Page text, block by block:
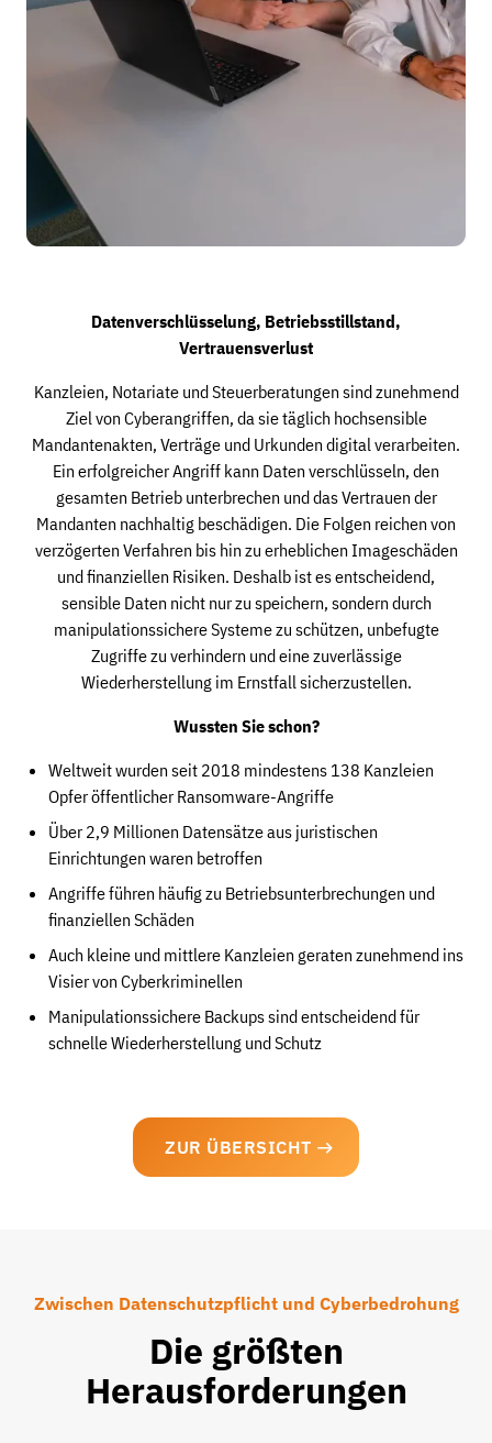
Datenverschlüsselung, Betriebsstillstand,
Vertrauensverlust
Kanzleien, Notariate und Steuerberatungen sind zunehmend
Ziel von Cyberangriffen, da sie täglich hochsensible
Mandantenakten, Verträge und Urkunden digital verarbeiten.
Ein erfolgreicher Angriff kann Daten verschlüsseln, den
gesamten Betrieb unterbrechen und das Vertrauen der
Mandanten nachhaltig beschädigen. Die Folgen reichen von
verzögerten Verfahren bis hin zu erheblichen Imageschäden
und finanziellen Risiken. Deshalb ist es entscheidend,
sensible Daten nicht nur zu speichern, sondern durch
manipulationssichere Systeme zu schützen, unbefugte
Zugriffe zu verhindern und eine zuverlässige
Wiederherstellung im Ernstfall sicherzustellen.
Wussten Sie schon?
Weltweit wurden seit 2018 mindestens 138 Kanzleien
Opfer öffentlicher Ransomware-Angriffe
Über 2,9 Millionen Datensätze aus juristischen
Einrichtungen waren betroffen
Angriffe führen häufig zu Betriebsunterbrechungen und
finanziellen Schäden
Auch kleine und mittlere Kanzleien geraten zunehmend ins
Visier von Cyberkriminellen
Manipulationssichere Backups sind entscheidend für
schnelle Wiederherstellung und Schutz
ZUR ÜBERSICHT
Zwischen Datenschutzpflicht und Cyberbedrohung
Die größten
Herausforderungen